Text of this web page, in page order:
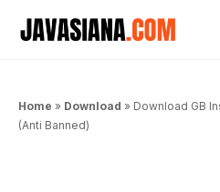
Home » Download » Download GB
(Anti Banned)